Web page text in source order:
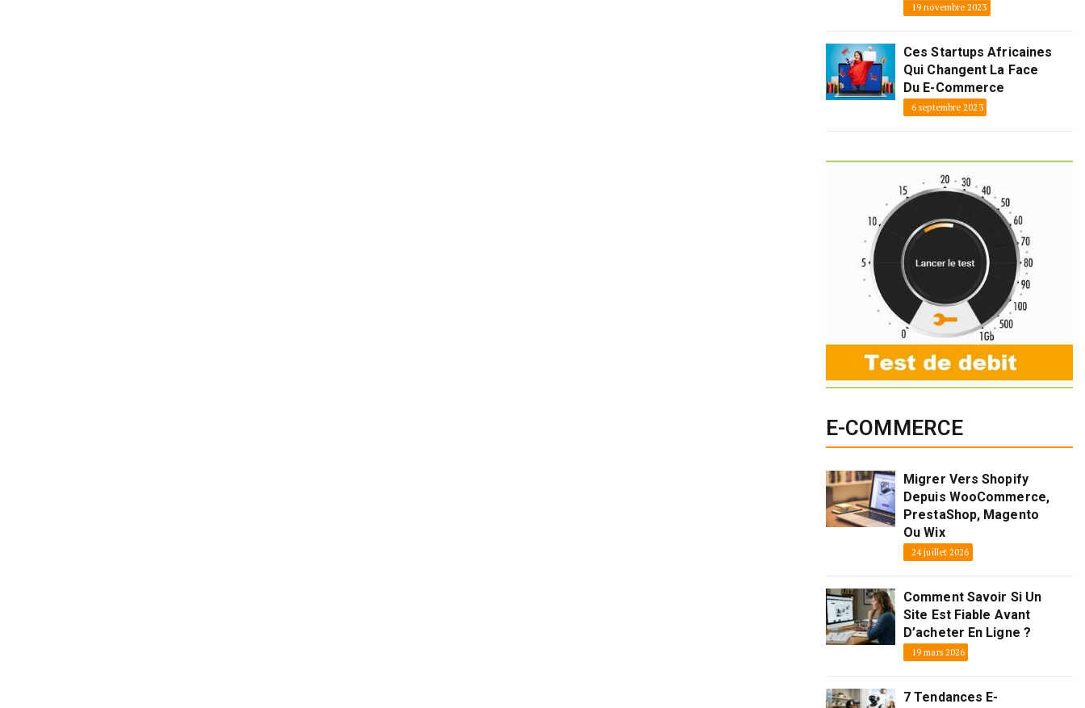
19 novembre 2023
Ces Startups Africaines
Qui Changent La Face
Du E-Commerce
6 septembre 2023
E-COMMERCE
Migrer Vers Shopify
Depuis WooCommerce,
PrestaShop, Magento
Ou Wix
24 juillet 2026
Comment Savoir Si Un
Site Est Fiable Avant
D’acheter En Ligne ?
19 mars 2026
7 Tendances E-